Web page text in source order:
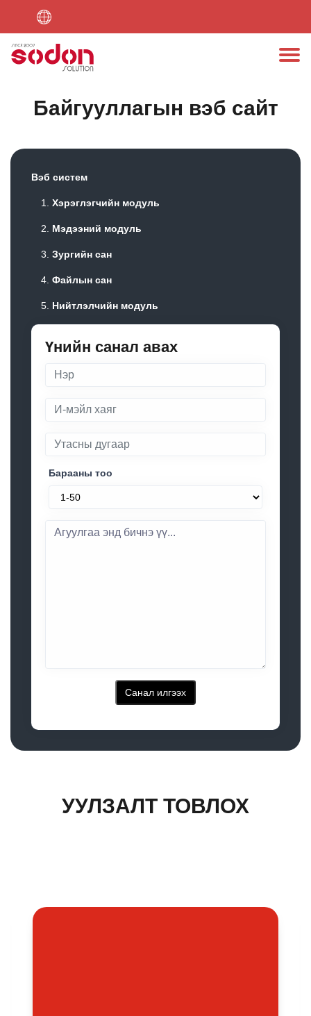
Байгууллагын вэб сайт
Вэб систем
Хэрэглэгчийн модуль
Мэдээний модуль
Зургийн сан
Файлын сан
Нийтлэлчийн модуль
Үнийн санал авах
Барааны тоо
Санал илгээх
УУЛЗАЛТ ТОВЛОХ